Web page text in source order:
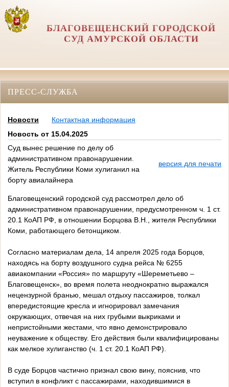
БЛАГОВЕЩЕНСКИЙ ГОРОДСКОЙ
СУД АМУРСКОЙ ОБЛАСТИ
ПРЕСС-СЛУЖБА
Новости
Контактная информация
Новость от 15.04.2025
Суд вынес решение по делу об
административном правонарушении.
Житель Республики Коми хулиганил на
борту авиалайнера
версия для печати
Благовещенский городской суд рассмотрел дело об
административном правонарушении, предусмотренном ч. 1 ст.
20.1 КоАП РФ, в отношении Борцова В.Н., жителя Республики
Коми, работающего бетонщиком.
Согласно материалам дела, 14 апреля 2025 года Борцов,
находясь на борту воздушного судна рейса № 6255
авиакомпании «Россия» по маршруту «Шереметьево –
Благовещенск», во время полета неоднократно выражался
нецензурной бранью, мешал отдыху пассажиров, толкал
впередистоящие кресла и игнорировал замечания
окружающих, отвечая на них грубыми выкриками и
непристойными жестами, что явно демонстрировало
неуважение к обществу. Его действия были квалифицированы
как мелкое хулиганство (ч. 1 ст. 20.1 КоАП РФ).
В суде Борцов частично признал свою вину, пояснив, что
вступил в конфликт с пассажирами, находившимися в